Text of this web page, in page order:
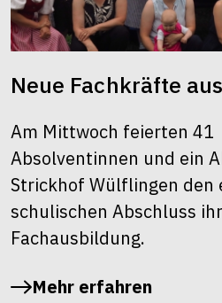
Neue Fachkräfte
Am Mittwoch feierten 41
Absolventinnen und ein
Strickhof Wülflingen den
schulischen Abschluss
Fachausbildung.
Mehr erfahren